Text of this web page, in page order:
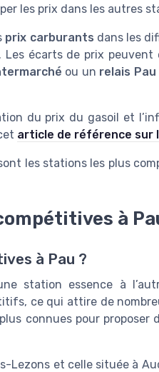
les prix dans les autres
prix carburants dans les
. Les écarts de prix
ou un relais Pau
du prix du gasoil et
article de référence sur
les stations les plus
à
à Pau ?
station essence à
ce qui attire de
connues pour
Lezons et celle située à